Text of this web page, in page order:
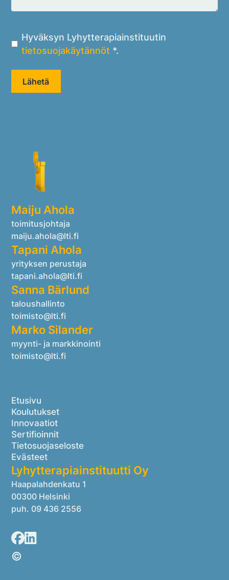
Hyväksyn
Lyhytterapiainstituutin
Hyväksyn Lyhytterapiainstituutin
tietosuojakäytännöt *.
Maiju Ahola
toimitusjohtaja
maiju.ahola@lti.fi
Tapani Ahola
yrityksen perustaja
tapani.ahola@lti.fi
Sanna Bärlund
taloushallinto
toimisto@lti.fi
Marko Silander
myynti- ja markkinointi
toimisto@lti.fi
Lyhytterapiainstituutti Oy
Haapalahdenkatu 1
00300 Helsinki
puh. 09 436 2556
©
Etusivu
Koulutukset
Innovaatiot
Sertifioinnit
Tietosuojaseloste
Evästeet